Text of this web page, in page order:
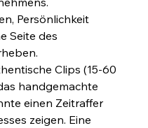
Persönlichkeit
Seite des
Clips (15-60
handgemachte
einen Zeitraffer
zeigen. Eine